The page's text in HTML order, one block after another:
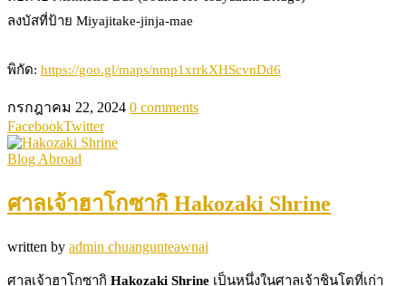
ลงบัสที่ป้าย Miyajitake-jinja-mae
พิกัด: https://goo.gl/maps/nmp1xrrkXHScvnDd6
กรกฎาคม 22, 2024 0 comments
FacebookTwitter
Blog Abroad
ศาลเจ้าฮาโกซากิ Hakozaki Shrine
written by admin chuangunteawnai
ศาลเจ้าฮาโกซากิ Hakozaki Shrine เป็นหนึ่งในศาลเจ้าชินโตที่เก่า